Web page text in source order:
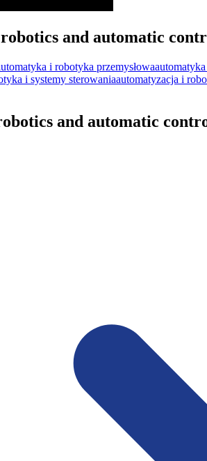
and automatic
i robotyka przemysłowa
i systemy sterowaniaautomatyzacja i
and automatic